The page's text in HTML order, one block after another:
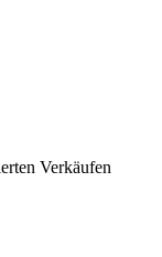
Verkäufen